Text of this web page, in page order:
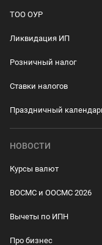
ТОО ОУР
Ликвидация ИП
Розничный налог
Ставки налогов
Праздничный
НОВОСТИ
Курсы валют
ВОСМС и ООСМС 2026
Вычеты по ИПН
Про бизнес